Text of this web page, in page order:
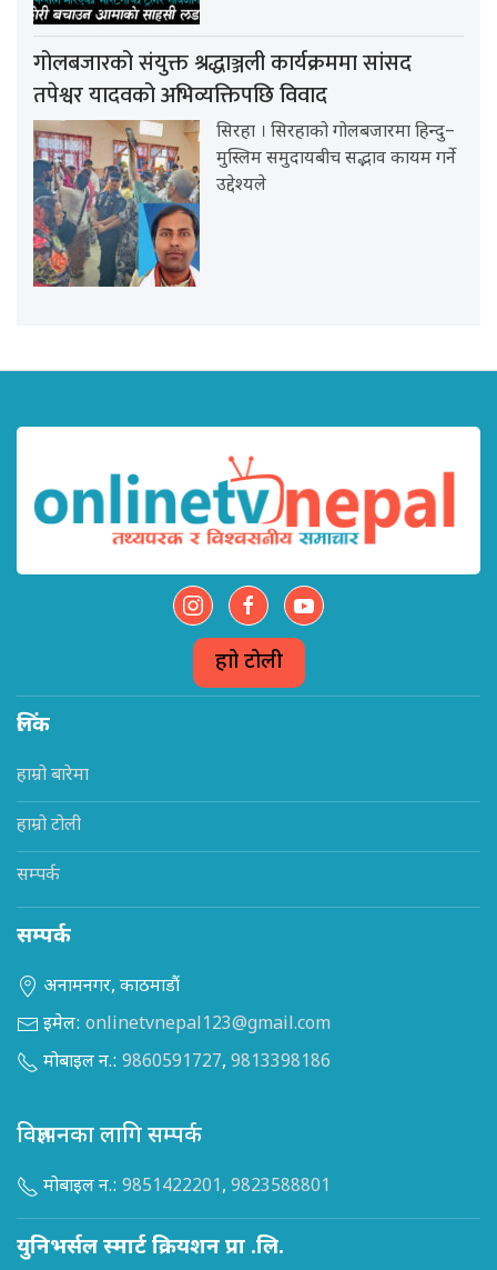
गोलबजारको संयुक्त श्रद्धाञ्जली कार्यक्रममा सांसद
तपेश्वर यादवको अभिव्यक्तिपछि विवाद
सिरहा । सिरहाको गोलबजारमा हिन्दु–
मुस्लिम समुदायबीच सद्भाव कायम गर्ने
उद्देश्यले
हाम्रो टोली
लिंक
हाम्रो बारेमा
हाम्रो टोली
सम्पर्क
सम्पर्क
अनामनगर, काठमाडौं
इमेल: onlinetvnepal123@gmail.com
मोबाइल न.: 9860591727, 9813398186
विज्ञापनका लागि सम्पर्क
मोबाइल न.: 9851422201, 9823588801
युनिभर्सल स्मार्ट क्रियशन प्रा .लि.